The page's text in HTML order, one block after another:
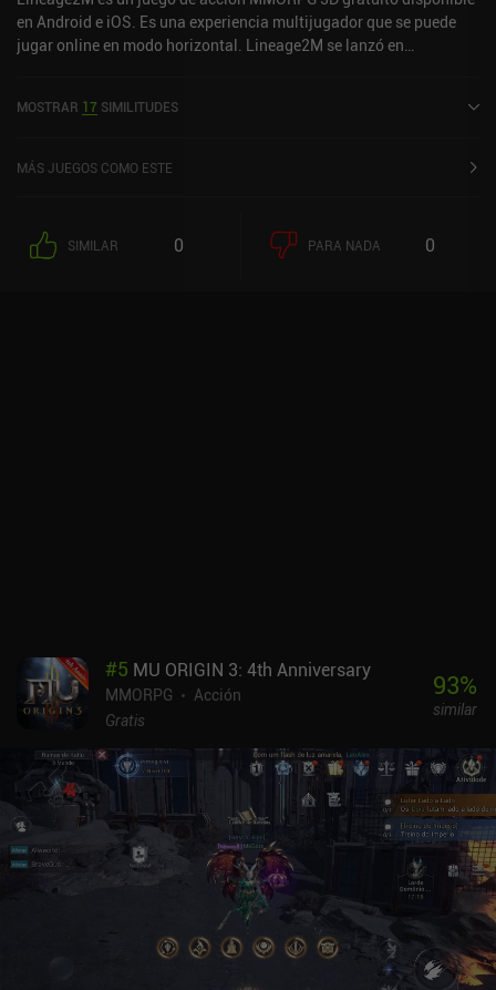
en Android e iOS. Es una experiencia multijugador que se puede
jugar online en modo horizontal. Lineage2M se lanzó en
MOSTRAR 17 SIMILITUDES
MÁS JUEGOS COMO ESTE
SIMILAR 0 PARA NADA 0
#5 MU ORIGIN 3: 4th Anniversary
MMORPG
Acción
Gratis
93%
similar